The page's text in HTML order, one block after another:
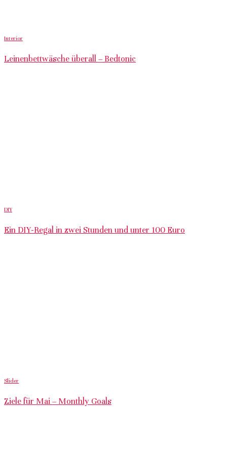
Interior
Leinenbettwäsche überall – Bedtonic
DIY
Ein DIY-Regal in zwei Stunden und unter 100 Euro
Slider
Ziele für Mai – Monthly Goals